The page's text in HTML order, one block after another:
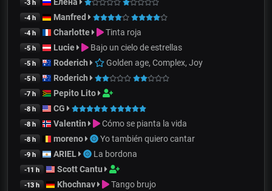
-3 h
-4 h Manfred
-4 h Charlotte Tinta roja
-5 h Lucie Bajo un cielo de estrellas
-5 h Roderich Golden age, Complex, Joy
-5 h Roderich
-7 h Pepito Lito
-8 h CG
-8 h Valentin Cómo se pianta la vida
-8 h moreno Yo también quiero cantar
-9 h ARIEL La bordona
-11 h Scott Cantu
-13 h Khochnav Tango brujo